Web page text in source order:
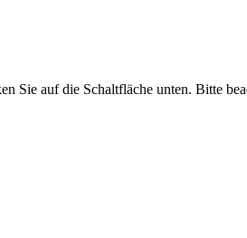
Sie auf die Schaltfläche unten. Bitte